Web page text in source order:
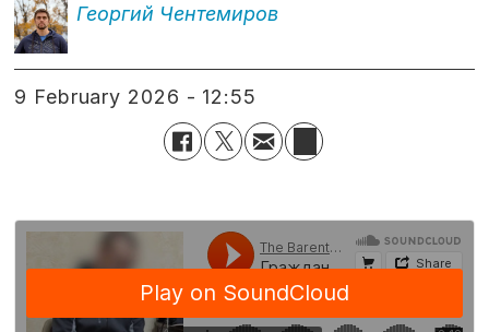
Георгий Чентемиров
9 February 2026 - 12:55